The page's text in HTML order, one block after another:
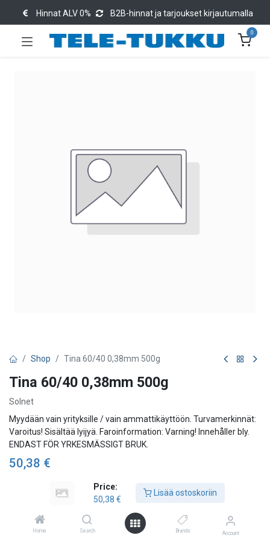
Price:
50,38 €
Lisää ostoskoriin
Home Search Brands Account
Hinnat ALV 0% B2B-hinnat ja tarjoukset kirjautumalla
0
Shop Tina 60/40 0,38mm 500g
Tina 60/40 0,38mm 500g
Solnet
Myydään vain yrityksille / vain ammattikäyttöön. Turvamerkinnät:
Varoitus! Sisältää lyijyä. Faroinformation: Varning! Innehåller bly.
ENDAST FÖR YRKESMÄSSIGT BRUK.
50,38 €
Lisää ostoskoriin
Lisää toivelistalle